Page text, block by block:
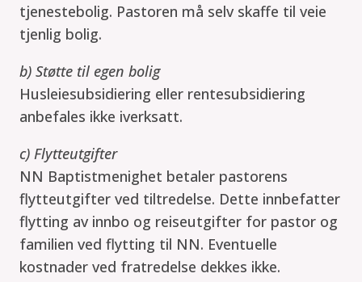
tjenestebolig. Pastoren må selv skaffe til veie
tjenlig bolig.
b) Støtte til egen bolig
Husleiesubsidiering eller rentesubsidiering
anbefales ikke iverksatt.
c) Flytteutgifter
NN Baptistmenighet betaler pastorens
flytteutgifter ved tiltredelse. Dette innbefatter
flytting av innbo og reiseutgifter for pastor og
familien ved flytting til NN. Eventuelle
kostnader ved fratredelse dekkes ikke.